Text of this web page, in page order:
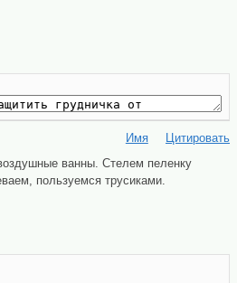
Цитировать
Имя
ванны. Стелем пеленку
пользуемся трусиками.